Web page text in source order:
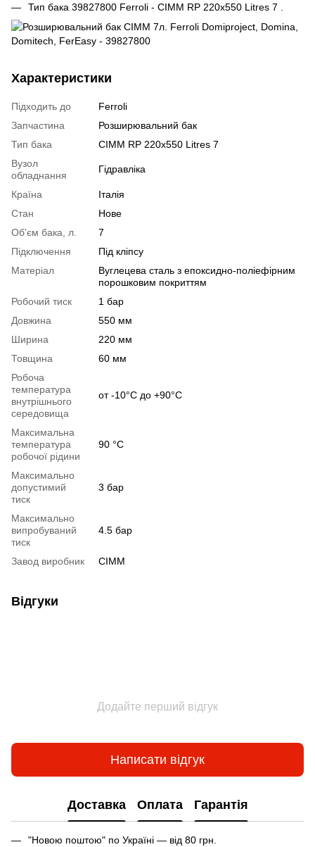
Тип бака 39827800 Ferroli - CIMM RP 220x550 Litres 7
Характеристики
Підходить до
Ferroli
Запчастина
Розширювальний бак
Тип бака
CIMM RP 220x550 Litres 7
Вузол
обладнання
Гідравліка
Країна
Італія
Стан
Нове
Об'єм бака, л.
7
Підключення
Під кліпсу
Матеріал
Вуглецева сталь з епоксидно-поліефірним
порошковим покриттям
Робочий тиск
1 бар
Довжина
550 мм
Ширина
220 мм
Товщина
60 мм
Робоча
температура
внутрішнього
середовища
от -10°С до +90°С
Максимальна
температура
робочої рідини
90 °С
Максимально
допустимий
тиск
3 бар
Максимально
випробуваний
тиск
4.5 бар
Завод виробник CIMM
Відгуки
Додайте перший відгук
Написати відгук
Доставка Оплата Гарантія
"Новою поштою" по Україні — від 80 грн.